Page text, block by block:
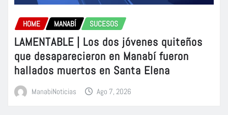
HOME MANABÍ SUCESOS
LAMENTABLE | Los dos jóvenes quiteños
que desaparecieron en Manabí fueron
hallados muertos en Santa Elena
ManabiNoticias Ago 7, 2026